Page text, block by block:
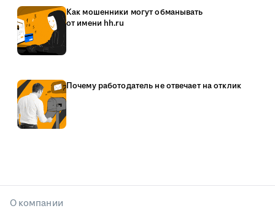
Как мошенники могут обманывать
от имени hh.ru
Почему работодатель не отвечает на отклик
О компании